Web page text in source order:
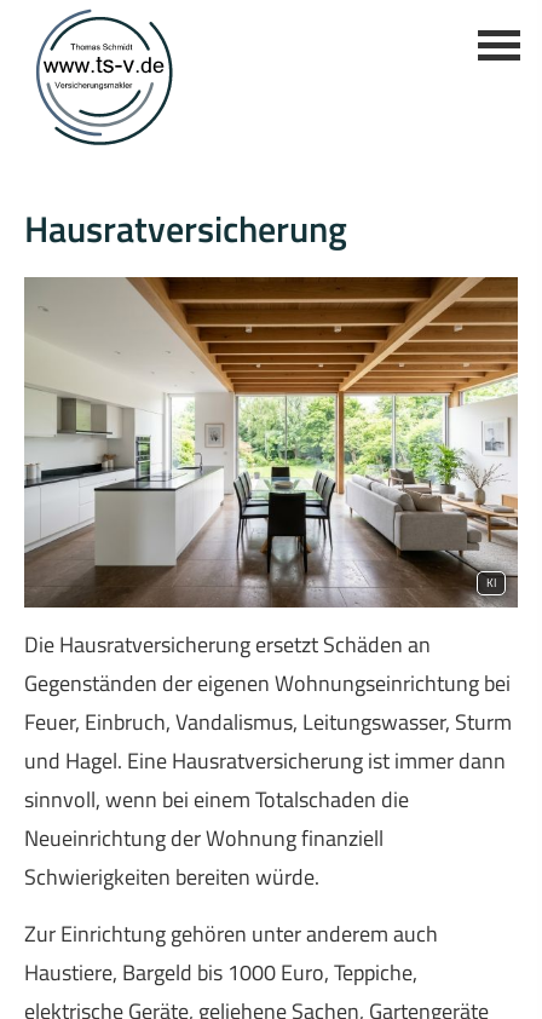
Haus­rat­ver­si­che­rung
KI
Die Haus­rat­ver­si­che­rung ersetzt Schäden an
Gegenständen der eigenen Wohnungseinrichtung bei
Feuer, Einbruch, Vandalismus, Leitungswasser, Sturm
und Hagel. Eine Haus­rat­ver­si­che­rung ist immer dann
sinnvoll, wenn bei einem Totalschaden die
Neueinrichtung der Wohnung finanziell
Schwierigkeiten bereiten würde.
Zur Einrichtung gehören unter anderem auch
Haustiere, Bargeld bis 1000 Euro, Teppiche,
elektrische Geräte, geliehene Sachen, Gartengeräte